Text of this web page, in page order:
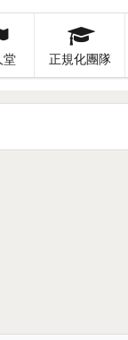
堂 正規化團隊